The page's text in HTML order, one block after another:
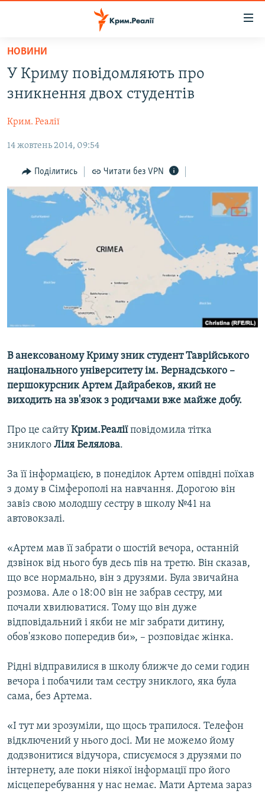
Перейти
основного
матеріалу
до
навігації
Перейти
пошуку
ВОДА.КРИМ
ПОЛІТИКА
БЛОГИ
ПОГЛЯД
ІНТЕРВ'Ю
СПЕЦПРОЕКТИ
ДЕПОРТАЦІЯ
ВІДЕОУРОКИ «ELIFBE»
СВІДЧЕННЯ ОКУПАЦІЇ
УКРАЇНСЬКА ПРОБЛЕМА КРИМУ
ЯК ОБІЙТИ БЛОКУВАННЯ
Русский
Усі сайти RFE/RL
НОВИНИ
У Криму повідомляють про
зникнення двох студентів
Крим. Реалії
14 жовтень 2014, 09:54
Поділитись Читати без VPN
В анексованому Криму зник студент Таврійського
національного університету ім. Вернадського –
першокурсник Артем Дайрабеков, який не
виходить на зв'язок з родичами вже майже добу.
Про це сайту Крим.Реаліїповідомила тітка
зниклого Ліля Белялова.
За її інформацією, в понеділок Артем опівдні поїхав
з дому в Сімферополі на навчання. Дорогою він
завіз свою молодшу сестру в школу №41 на
автовокзалі.
«Артем мав її забрати о шостій вечора, останній
дзвінок від нього був десь пів на третю. Він сказав,
що все нормально, він з друзями. Була звичайна
розмова. Але о 18:00 він не забрав сестру, ми
почали хвилюватися. Тому що він дуже
відповідальний і якби не міг забрати дитину,
обов'язково попередив би», – розповідає жінка.
Рідні відправилися в школу ближче до семи годин
вечора і побачили там сестру зниклого, яка була
сама, без Артема.
«І тут ми зрозуміли, що щось трапилося. Телефон
відключений у нього досі. Ми не можемо йому
додзвонитися відучора, списуємося з друзями по
інтернету, але поки ніякої інформації про його
місцеперебування у нас немає. Мати Артема зараз